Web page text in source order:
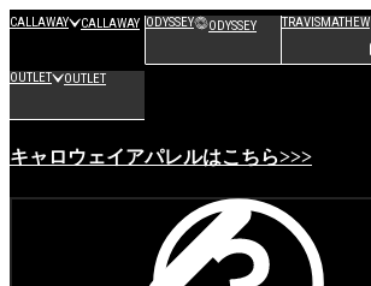
CALLAWAY CALLAWAY ODYSSEY ODYSSEY TRAVISMATHEW
OUTLET OUTLET
キャロウェイアパレルはこちら>>>